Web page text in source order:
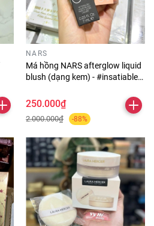
NARS
Má hồng NARS afterglow liquid
blush (dạng kem) - #insatiable
250.000₫
2.000.000₫ -88%